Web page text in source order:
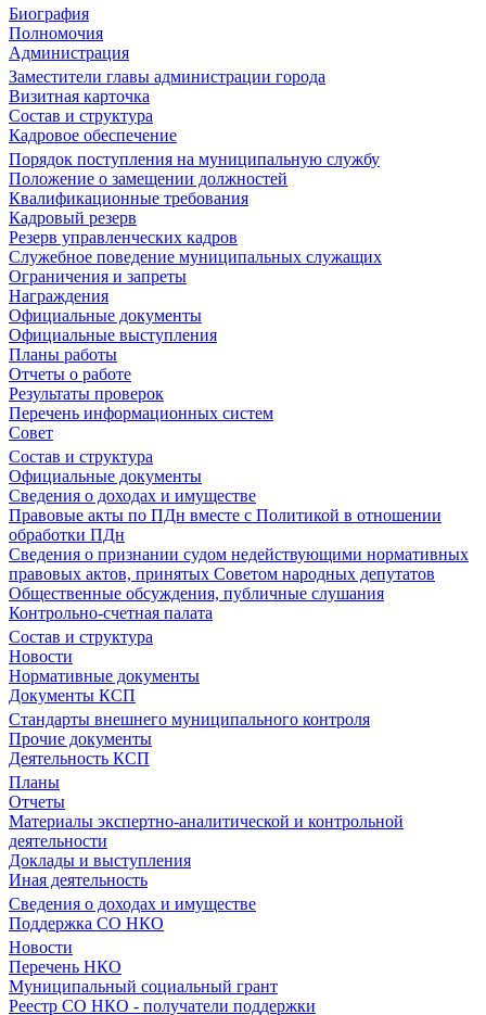
Биография
Полномочия
Администрация
Заместители главы администрации города
Визитная карточка
Состав и структура
Кадровое обеспечение
Порядок поступления на муниципальную службу
Положение о замещении должностей
Квалификационные требования
Кадровый резерв
Резерв управленческих кадров
Служебное поведение муниципальных служащих
Ограничения и запреты
Награждения
Официальные документы
Официальные выступления
Планы работы
Отчеты о работе
Результаты проверок
Перечень информационных систем
Совет
Состав и структура
Официальные документы
Сведения о доходах и имуществе
Правовые акты по ПДн вместе с Политикой в отношении
обработки ПДн
Сведения о признании судом недействующими нормативных
правовых актов, принятых Советом народных депутатов
Общественные обсуждения, публичные слушания
Контрольно-счетная палата
Состав и структура
Новости
Нормативные документы
Документы КСП
Стандарты внешнего муниципального контроля
Прочие документы
Деятельность КСП
Планы
Отчеты
Материалы экспертно-аналитической и контрольной
деятельности
Доклады и выступления
Иная деятельность
Сведения о доходах и имуществе
Поддержка СО НКО
Новости
Перечень НКО
Муниципальный социальный грант
Реестр СО НКО - получатели поддержки